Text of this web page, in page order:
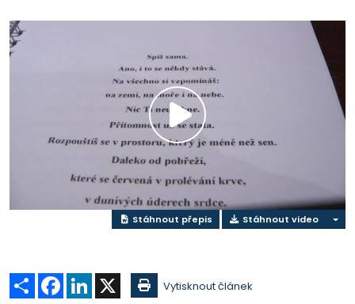
Přehrát
video
Stáhnout přepis Stáhnout video
Sdílet Facebook
LinkedIn Vytisknout článek